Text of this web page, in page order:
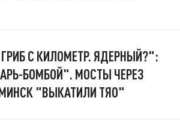
С КИЛОМЕТР. ЯДЕРНЫЙ?":
БОМБОЙ". МОСТЫ ЧЕРЕЗ
"ВЫКАТИЛИ ТЯО"